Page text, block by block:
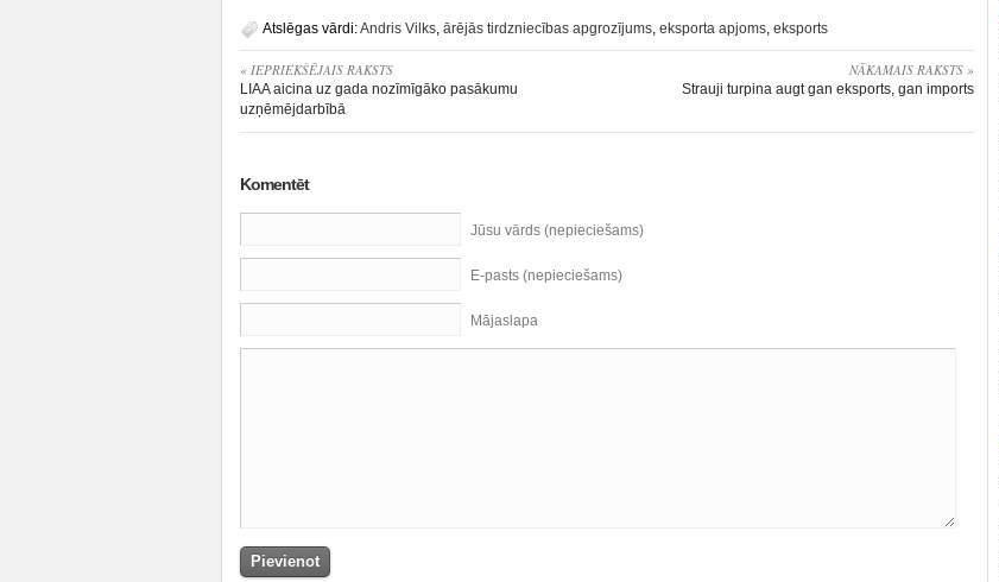
Atslēgas vārdi:Andris Vilks, ārējās tirdzniecības apgrozījums, eksporta apjoms, eksports
« IEPRIEKŠĒJAIS RAKSTS
LIAA aicina uz gada nozīmīgāko pasākumu
uzņēmējdarbībā
NĀKAMAIS RAKSTS »
Strauji turpina augt gan eksports, gan imports
Komentēt
Jūsu vārds (nepieciešams)
E-pasts (nepieciešams)
Mājaslapa